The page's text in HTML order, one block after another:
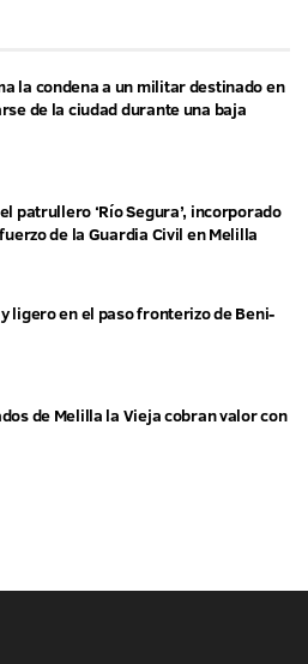
la condena a un militar destinado en
de la ciudad durante una baja
patrullero ‘Río Segura’, incorporado
de la Guardia Civil en Melilla
ligero en el paso fronterizo de Beni-
de Melilla la Vieja cobran valor con